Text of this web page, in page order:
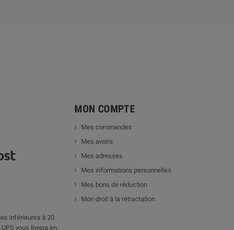
inférieures à 20
vous livrera en
MON COMPTE
Mes commandes
Mes avoirs
Mes adresses
Mes informations personnelles
Mes bons de réduction
Mon droit à la rétractation